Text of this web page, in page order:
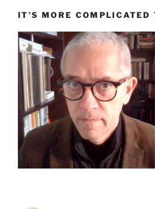
IT’S MORE COMPLICATED